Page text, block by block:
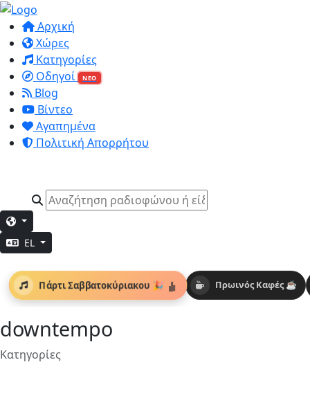
Αρχική
Χώρες
Κατηγορίες
Οδηγοί
ΝΕΟ
Blog
Βίντεο
Αγαπημένα
Πολιτική Απορρήτου
EL
Πρωινός Καφές ☕
Πάρτι Σαββατοκύριακου 🎉
downtempo
Κατηγορίες